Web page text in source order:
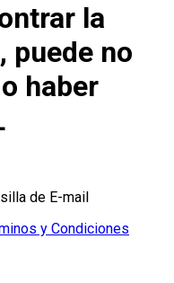
la
puede no
haber
de E-mail
y Condiciones